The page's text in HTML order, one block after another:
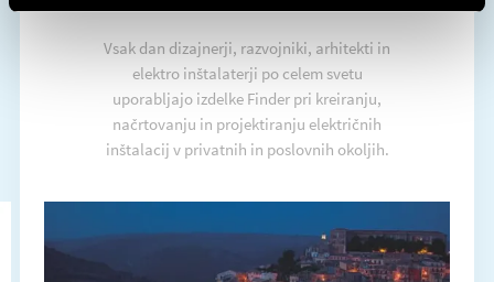
Vsak dan dizajnerji, razvojniki, arhitekti in
elektro inštalaterji po celem svetu
uporabljajo izdelke Finder pri kreiranju,
načrtovanju in projektiranju električnih
inštalacij v privatnih in poslovnih okoljih.